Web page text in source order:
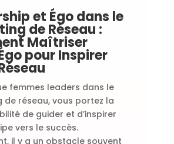
et Égo dans le
de Réseau :
Maîtriser
pour Inspirer
femmes leaders dans le
de réseau, vous portez la
de guider et d’inspirer
vers le succès.
il y a un obstacle souvent